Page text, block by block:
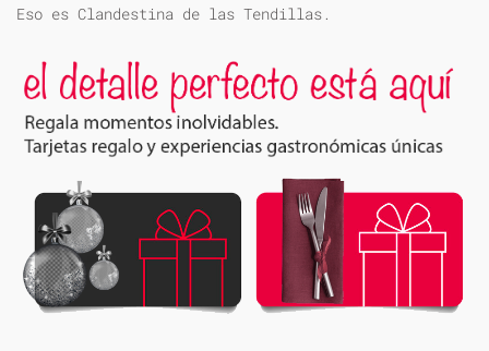
Eso es Clandestina de las Tendillas.